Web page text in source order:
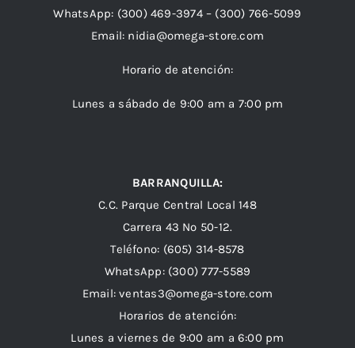
WhatsApp: (300) 469-3974 – (300) 766-5099
Email: nidia@omega-store.com
Horario de atención:
Lunes a sábado de 9:00 am a 7:00 pm
BARRANQUILLA:
C.C. Parque Central Local 148
Carrera 43 Nº 50-12.
Teléfono: (605) 314-8578
WhatsApp: (300) 777-5589
Email: ventas3@omega-store.com
Horarios de atención:
Lunes a viernes de 9:00 am a 6:00 pm